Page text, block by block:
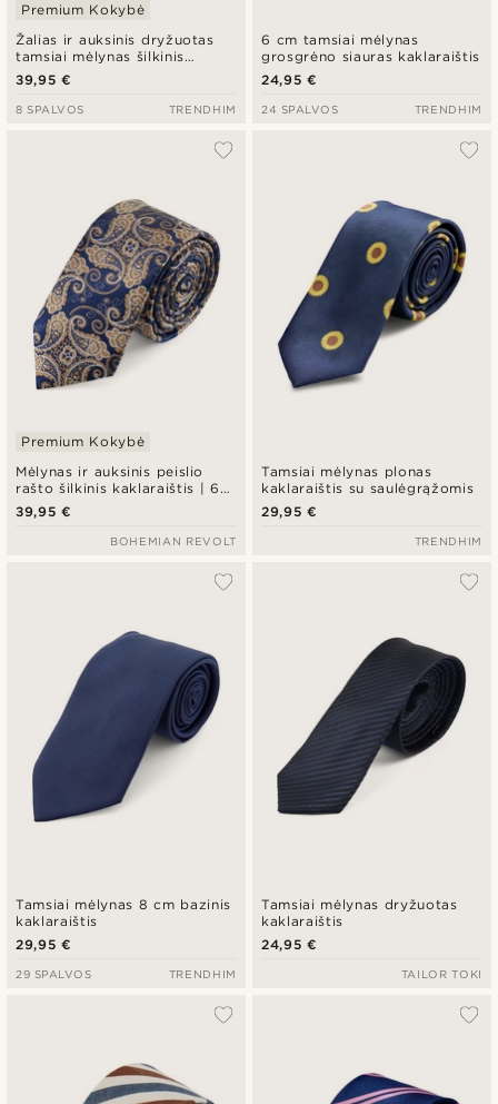
Žalias ir auksinis dryžuotas
tamsiai mėlynas šilkinis
kaklaraištis
Premium Kokybė
39,95 €
8 SPALVOS TRENDHIM
6 cm tamsiai mėlynas
grosgrėno siauras kaklaraištis
24,95 €
24 SPALVOS TRENDHIM
Mėlynas ir auksinis peislio
rašto šilkinis kaklaraištis | 6
cm
Premium Kokybė
39,95 €
BOHEMIAN REVOLT
Tamsiai mėlynas plonas
kaklaraištis su saulėgrąžomis
29,95 €
TRENDHIM
Tamsiai mėlynas 8 cm bazinis
kaklaraištis
29,95 €
29 SPALVOS TRENDHIM
Tamsiai mėlynas dryžuotas
kaklaraištis
24,95 €
TAILOR TOKI